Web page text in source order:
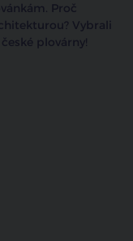
Proč
Vybrali
plovárny!